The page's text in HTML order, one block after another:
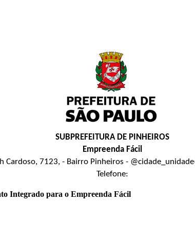
SUBPREFEITURA DE PINHEIROS
Empreenda Fácil
Cardoso, 7123, - Bairro Pinheiros -
Telefone:
Integrado para o Empreenda Fácil